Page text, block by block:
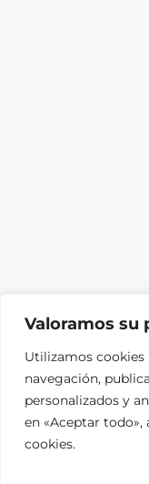
Valoramos su
Utilizamos cookies
navegación,
personalizados y
en «Aceptar todo»,
cookies.